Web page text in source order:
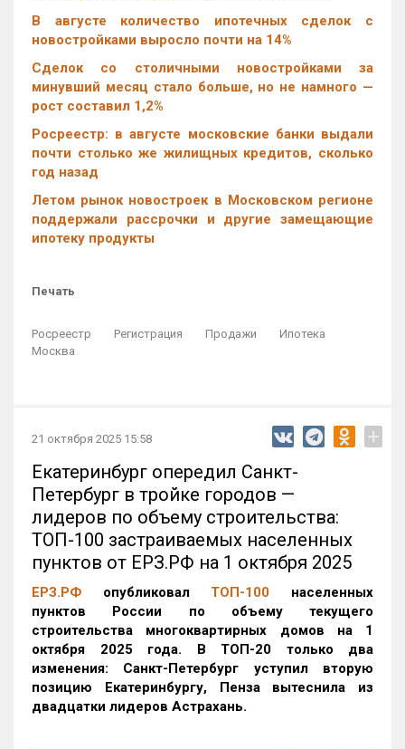
В августе количество ипотечных сделок с
новостройками выросло почти на 14%
Cделок со столичными новостройками за
минувший месяц стало больше, но не намного —
рост составил 1,2%
Росреестр: в августе московские банки выдали
почти столько же жилищных кредитов, сколько
год назад
Летом рынок новостроек в Московском регионе
поддержали рассрочки и другие замещающие
ипотеку продукты
Печать
Росреестр Регистрация Продажи
Ипотека
Москва
21 октября 2025 15:58 +
Екатеринбург опередил Санкт-
Петербург в тройке городов —
лидеров по объему строительства:
ТОП-100 застраиваемых населенных
пунктов от ЕРЗ.РФ на 1 октября 2025
ЕРЗ.РФ опубликовал ТОП-100 населенных
пунктов России по объему текущего
строительства многоквартирных домов на 1
октября 2025 года. В ТОП-20 только два
изменения: Санкт-Петербург уступил вторую
позицию Екатеринбургу, Пенза вытеснила из
двадцатки лидеров Астрахань.